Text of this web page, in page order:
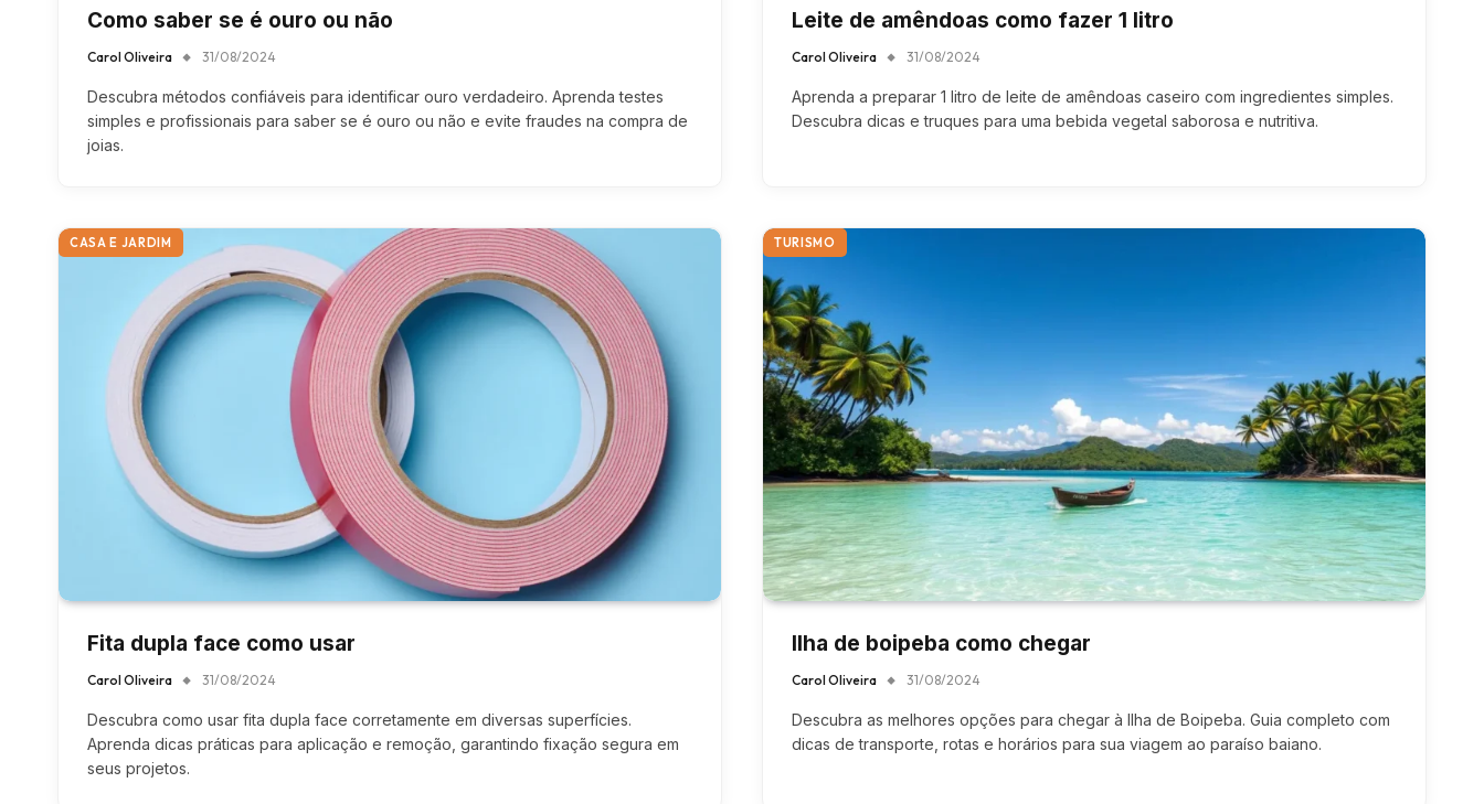
Como saber se é ouro ou não
Carol Oliveira 31/08/2024
Descubra métodos confiáveis para identificar ouro verdadeiro. Aprenda testes
simples e profissionais para saber se é ouro ou não e evite fraudes na compra de
joias.
Leite de amêndoas como fazer 1 litro
Carol Oliveira 31/08/2024
Aprenda a preparar 1 litro de leite de amêndoas caseiro com ingredientes simples.
Descubra dicas e truques para uma bebida vegetal saborosa e nutritiva.
CASA E JARDIM
Fita dupla face como usar
Carol Oliveira 31/08/2024
Descubra como usar fita dupla face corretamente em diversas superfícies.
Aprenda dicas práticas para aplicação e remoção, garantindo fixação segura em
seus projetos.
TURISMO
Ilha de boipeba como chegar
Carol Oliveira 31/08/2024
Descubra as melhores opções para chegar à Ilha de Boipeba. Guia completo com
dicas de transporte, rotas e horários para sua viagem ao paraíso baiano.